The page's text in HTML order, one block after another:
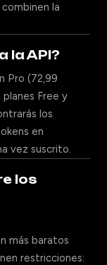
la
la API?
Pro (72,99
Free y
los
en
vez suscrito.
los
más baratos
restricciones: